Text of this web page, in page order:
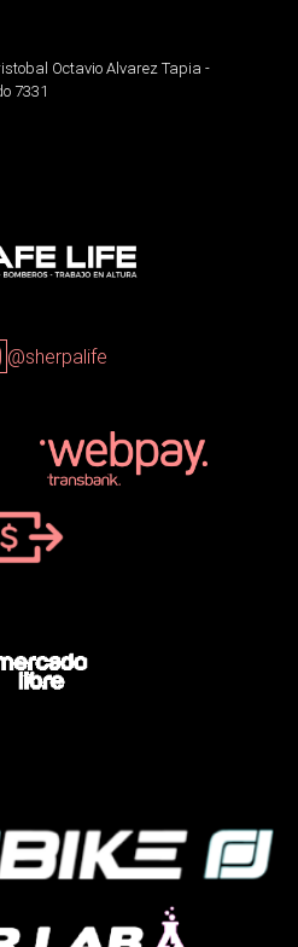
Octavio Alvarez Tapia -
7331
@sherpalife